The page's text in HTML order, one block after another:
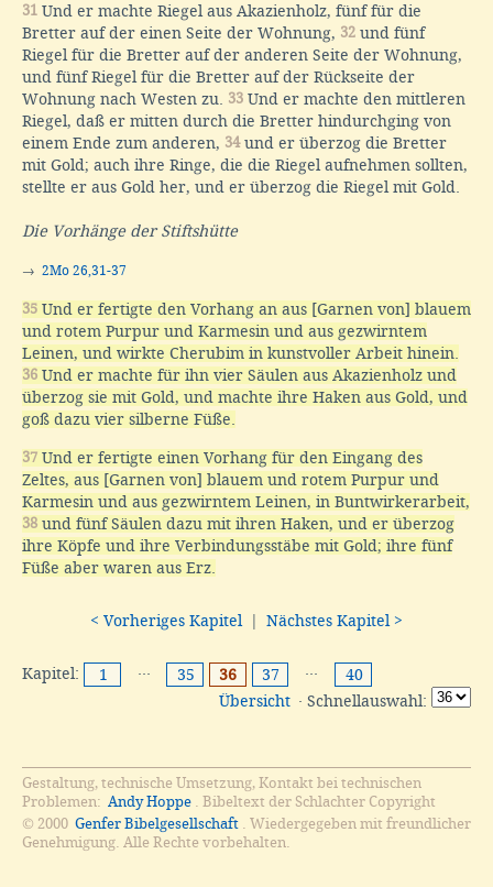
31 Und er machte Riegel aus Akazienholz, fünf für die
Bretter auf der einen Seite der Wohnung, 32 und fünf
Riegel für die Bretter auf der anderen Seite der Wohnung,
und fünf Riegel für die Bretter auf der Rückseite der
Wohnung nach Westen zu. 33 Und er machte den mittleren
Riegel, daß er mitten durch die Bretter hindurchging von
einem Ende zum anderen, 34und er überzog die Bretter
mit Gold; auch ihre Ringe, die die Riegel aufnehmen sollten,
stellte er aus Gold her, und er überzog die Riegel mit Gold.
Die Vorhänge der Stiftshütte
→ 2Mo 26,31-37
35 Und er fertigte den Vorhang an aus [Garnen von] blauem
und rotem Purpur und Karmesin und aus gezwirntem
Leinen, und wirkte Cherubim in kunstvoller Arbeit hinein.
36 Und er machte für ihn vier Säulen aus Akazienholz und
überzog sie mit Gold, und machte ihre Haken aus Gold, und
goß dazu vier silberne Füße.
37 Und er fertigte einen Vorhang für den Eingang des
Zeltes, aus [Garnen von] blauem und rotem Purpur und
Karmesin und aus gezwirntem Leinen, in Buntwirkerarbeit,
38 und fünf Säulen dazu mit ihren Haken, und er überzog
ihre Köpfe und ihre Verbindungsstäbe mit Gold; ihre fünf
Füße aber waren aus Erz.
< Vorheriges Kapitel | Nächstes Kapitel >
Kapitel: 1 ··· 35 36 37 ···
40
Übersicht · Schnellauswahl:
Gestaltung, technische Umsetzung, Kontakt bei technischen
Problemen: Andy Hoppe
. Bibeltext der Schlachter Copyright
© 2000 Genfer Bibelgesellschaft
. Wiedergegeben mit freundlicher
Genehmigung. Alle Rechte vorbehalten.